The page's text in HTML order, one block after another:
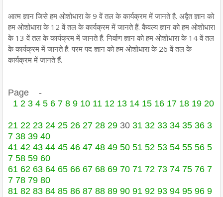
आत्म ज्ञान जिसे हम ओशोधारा के 9 वें तल के कार्यक्रम में जानते है. अद्वैत ज्ञान को
हम ओशोधारा के 12 वें तल के कार्यक्रम में जानते हैं. कैवल्य ज्ञान को हम ओशोधारा
के 13 वें तल के कार्यक्रम में जानते हैं. निर्वाण ज्ञान को हम ओशोधारा के 14 वें तल
के कार्यक्रम में जानते हैं. परम पद ज्ञान को हम ओशोधारा के 26 वें तल के
कार्यक्रम में जानते हैं.
Page -
1 2 3 4 5 6 7 8 9 10 11 12 13 14 15 16 17 18 19 20
21 22 23 24 25 26 27 28 29 30 31 32 33 34 35 36 3
7 38 39 40
41 42 43 44 45 46 47 48 49 50 51 52 53 54 55 56 5
7 58 59 60
61 62 63 64 65 66 67 68 69 70 71 72 73 74 75 76 7
7 78 79 80
81 82 83 84 85 86 87 88 89 90 91 92 93 94 95 96 9